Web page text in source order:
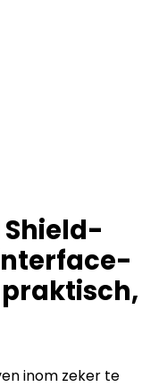
Shield-
inom zeker te